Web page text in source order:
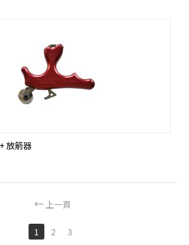
放箭器
上一頁
1 2 3